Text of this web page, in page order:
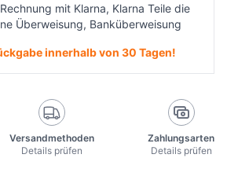
mit Klarna, Klarna Teile die
Überweisung, Banküberweisung
innerhalb von 30 Tagen!
Versandmethoden
Details prüfen
Zahlungsarten
Details prüfen